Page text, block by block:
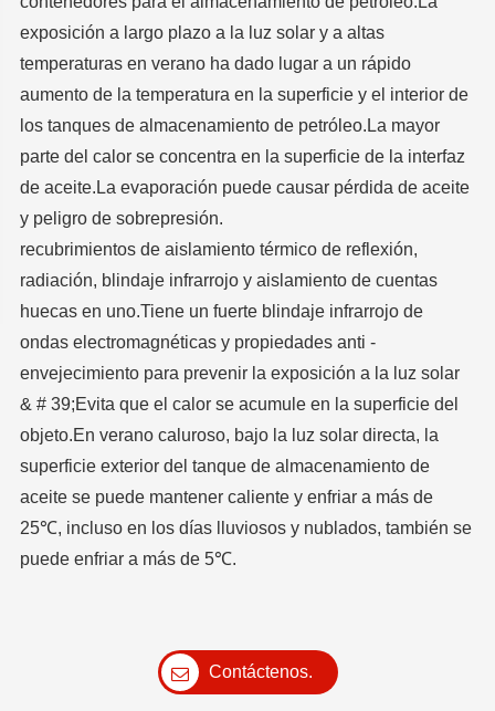
exposición a largo plazo a la luz solar y a altas
temperaturas en verano ha dado lugar a un rápido
aumento de la temperatura en la superficie y el interior de
los tanques de almacenamiento de petróleo.La mayor
parte del calor se concentra en la superficie de la interfaz
de aceite.La evaporación puede causar pérdida de aceite
y peligro de sobrepresión.
recubrimientos de aislamiento térmico de reflexión,
radiación, blindaje infrarrojo y aislamiento de cuentas
huecas en uno.Tiene un fuerte blindaje infrarrojo de
ondas electromagnéticas y propiedades anti -
envejecimiento para prevenir la exposición a la luz solar
& # 39;Evita que el calor se acumule en la superficie del
objeto.En verano caluroso, bajo la luz solar directa, la
superficie exterior del tanque de almacenamiento de
aceite se puede mantener caliente y enfriar a más de
25℃, incluso en los días lluviosos y nublados, también se
puede enfriar a más de 5℃.
Contáctenos.